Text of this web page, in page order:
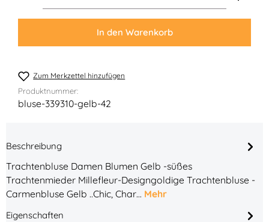
In den Warenkorb
Zum Merkzettel hinzufügen
Produktnummer:
bluse-339310-gelb-42
Beschreibung
Trachtenbluse Damen Blumen Gelb -süßes
Trachtenmieder Millefleur-Designgoldige Trachtenbluse -
Carmenbluse Gelb ..Chic, Char… Mehr
Eigenschaften